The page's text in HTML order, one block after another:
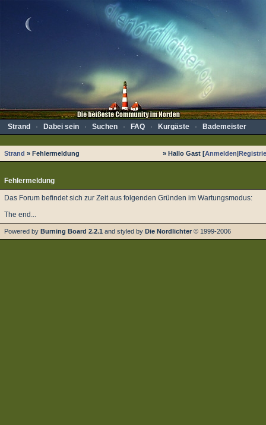
Strand · Dabei sein· Suchen· FAQ· Kurgäste· Bademeister
Strand » Fehlermeldung » Hallo Gast [Anmelden|
Fehlermeldung
Das Forum befindet sich zur Zeit aus folgenden Gründen im Wartungsmodus:
The end...
Powered by Burning Board 2.2.1 and styled by Die Nordlichter © 1999-2006